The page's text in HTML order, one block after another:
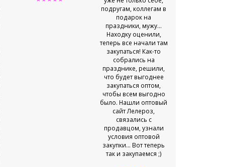
подругам, коллегам в
подарок на
праздники, мужу...
Находку оценили,
теперь все начали там
закупаться! Как-то
собрались на
празднике, решили,
что будет выгоднее
закупаться оптом,
чтобы всем выгодно
было. Нашли оптовый
сайт Лелероз,
связались с
продавцом, узнали
условия оптовой
закупки... Вот теперь
так и закупаемся ;)